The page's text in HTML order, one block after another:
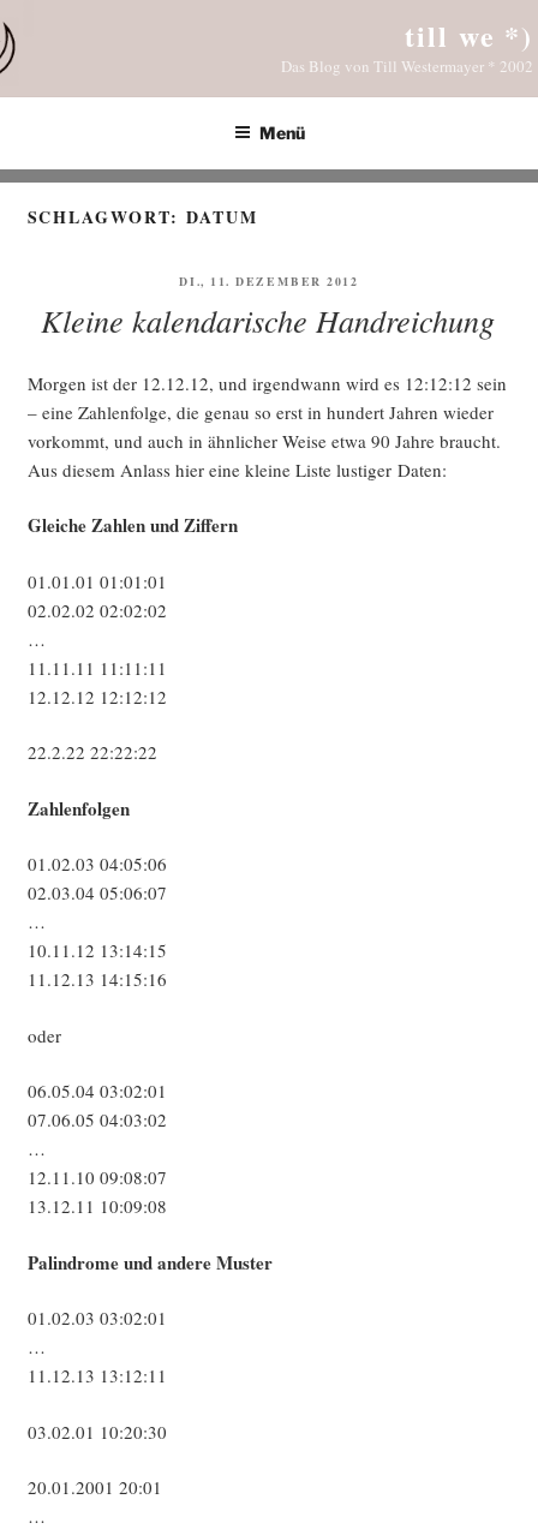
Inhalt
springen
till we *)
Das Blog von Till Westermayer * 2002
Menü
SCHLAGWORT:DATUM
VERÖFFENTLICHT
DI., 11. DEZEMBER 2012
Kleine kalendarische Handreichung
Mor­gen ist der 12.12.12, und irgend­wann wird es 12:12:12 sein
– eine Zah­len­fol­ge, die genau so erst in hun­dert Jah­ren wie­der
vor­kommt, und auch in ähn­li­cher Wei­se etwa 90 Jah­re braucht.
Aus die­sem Anlass hier eine klei­ne Lis­te lus­ti­ger Daten:
Glei­che Zah­len und Ziffern
01.01.01 01:01:01
02.02.02 02:02:02
…
11.11.11 11:11:11
12.12.12 12:12:12
22.2.22 22:22:22
Zah­len­fol­gen
01.02.03 04:05:06
02.03.04 05:06:07
…
10.11.12 13:14:15
11.12.13 14:15:16
oder
06.05.04 03:02:01
07.06.05 04:03:02
…
12.11.10 09:08:07
13.12.11 10:09:08
Palin­dro­me und ande­re Muster
01.02.03 03:02:01
…
11.12.13 13:12:11
03.02.01 10:20:30
20.01.2001 20:01
…